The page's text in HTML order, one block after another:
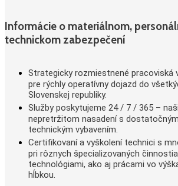
Informácie o materiálnom,
technickom zabezpečení
Strategicky rozmiestnené pracoviská
pre rýchly operatívny dojazd do
Slovenskej republiky.
Služby poskytujeme 24 / 7 / 365 –
nepretržitom nasadení s
technickým vybavením.
Certifikovaní a vyškolení technici s
pri rôznych špecializovaných
technológiami, ako aj prácami vo
hĺbkou.